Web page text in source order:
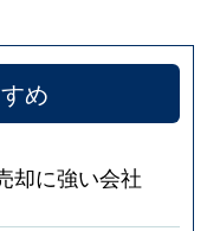
め
却に強い会社